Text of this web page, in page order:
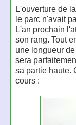
L'ouverture de
le parc n'avait
L'an prochain
son rang. Tout
une longueur
sera
sa partie haute.
cours :